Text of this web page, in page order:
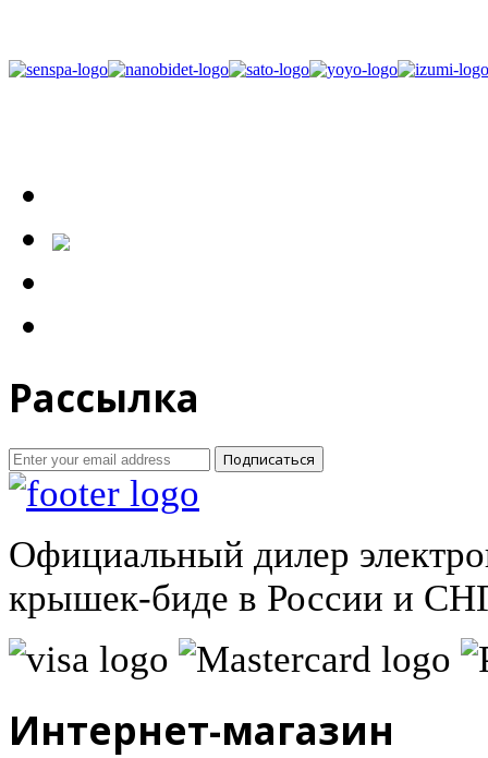
Рассылка
Подписаться
Официальный дилер
крышек-биде в России и
Интернет-магазин